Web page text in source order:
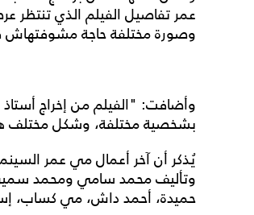
عمر تفاصيل الفيلم الذي تنتظر
وصورة مختلفة حاجة مشوفتهاش
وأضافت: "الفيلم من إخراج
بشخصية مختلفة، وشكل مختلف
يُذكر أن آخر أعمال مي عمر
وتأليف محمد سامي ومحمد
حميدة، أحمد داش، مي كساب،